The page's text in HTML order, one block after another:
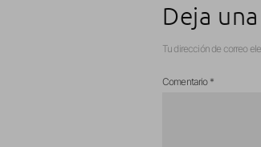
Deja
Tu dirección de correo
Comentario *